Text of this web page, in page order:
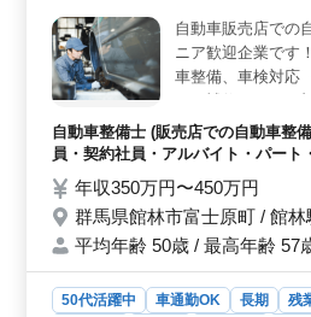
自動車販売店での
ニア歓迎企業です
車整備、車検対応
備業務全般 ・主に
す。 現在50歳以上
両を整備すること
を活かして働ける
ます。
自動車整備士 (販売店での自動車整
員・契約社員・アルバイト・パート
年収350万円〜450万円
群馬県館林市富士原町 / 館林
平均年齢 50歳 / 最高年齢 57
50代活躍中 車通勤OK 長期
残